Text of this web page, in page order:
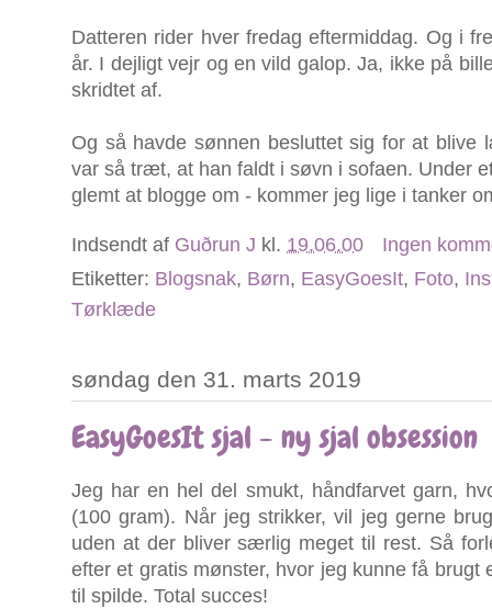
Datteren rider hver fredag eftermiddag. Og i
år. I dejligt vejr og en vild galop. Ja, ikke på
skridtet af.
Og så havde sønnen besluttet sig for at
var så træt, at han faldt i søvn i sofaen. Under
glemt at blogge om - kommer jeg lige i tanker
Indsendt af Guðrun J kl. 19.06.00
Ingen
Etiketter: Blogsnak, Børn, EasyGoesIt, Foto,
Tørklæde
søndag den 31. marts 2019
EasyGoesIt sjal - ny sjal obsession
Jeg har en hel del smukt, håndfarvet garn,
(100 gram). Når jeg strikker, vil jeg gerne
uden at der bliver særlig meget til rest. Så
efter et gratis mønster, hvor jeg kunne få brugt
til spilde. Total succes!